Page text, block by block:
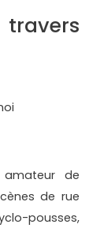
de
de rue
pousses,